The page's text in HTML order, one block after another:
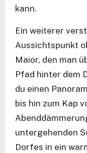
kann.
Ein weiterer
Aussichtspunkt
Maior, den man
Pfad hinter dem
du einen
bis hin zum Kap
untergehenden
Dorfes in ein